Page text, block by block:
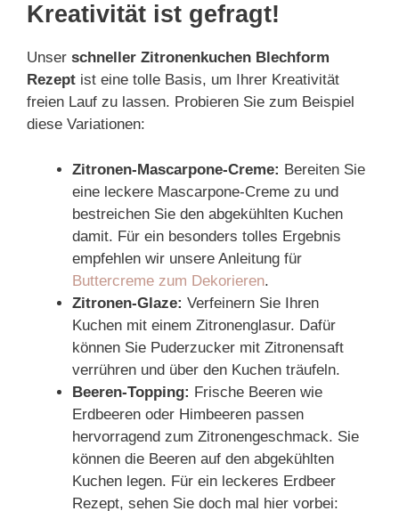
Kreativität ist gefragt!
Unser schneller Zitronenkuchen Blechform
Rezept ist eine tolle Basis, um Ihrer Kreativität
freien Lauf zu lassen. Probieren Sie zum Beispiel
diese Variationen:
Zitronen-Mascarpone-Creme: Bereiten Sie
eine leckere Mascarpone-Creme zu und
bestreichen Sie den abgekühlten Kuchen
damit. Für ein besonders tolles Ergebnis
empfehlen wir unsere Anleitung für
Buttercreme zum Dekorieren.
Zitronen-Glaze: Verfeinern Sie Ihren
Kuchen mit einem Zitronenglasur. Dafür
können Sie Puderzucker mit Zitronensaft
verrühren und über den Kuchen träufeln.
Beeren-Topping: Frische Beeren wie
Erdbeeren oder Himbeeren passen
hervorragend zum Zitronengeschmack. Sie
können die Beeren auf den abgekühlten
Kuchen legen. Für ein leckeres Erdbeer
Rezept, sehen Sie doch mal hier vorbei: